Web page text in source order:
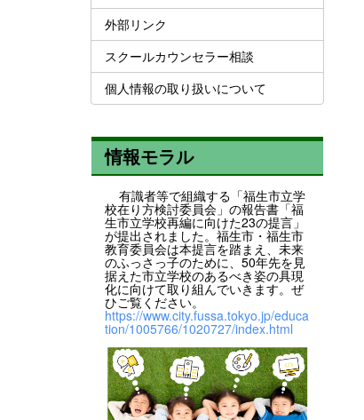
外部リンク
スクールカウンセラー相談
個人情報の取り扱いについて
情報モラル
有識者等で組織する「福生市立学
校在り方検討委員会」の報告書「福
生市立学校再編に向けた23の提言」
が提出されました。福生市・福生市
教育委員会は本提言を踏まえ、未来
のふっさっ子のために、50年先を見
据えた市立学校のあるべき姿の具現
化に向けて取り組んでいきます。ぜ
ひご覧ください。
https://www.city.fussa.tokyo.jp/educa
tion/1005766/1020727/index.html